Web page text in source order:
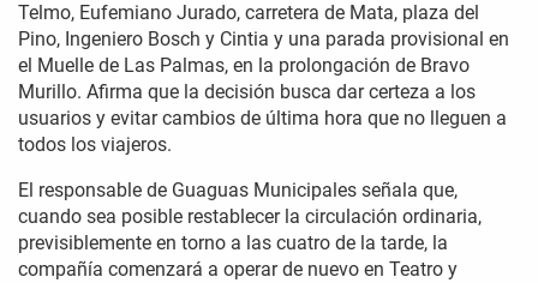
Telmo, Eufemiano Jurado, carretera de Mata, plaza del
Pino, Ingeniero Bosch y Cintia y una parada provisional en
el Muelle de Las Palmas, en la prolongación de Bravo
Murillo. Afirma que la decisión busca dar certeza a los
usuarios y evitar cambios de última hora que no lleguen a
todos los viajeros.
El responsable de Guaguas Municipales señala que,
cuando sea posible restablecer la circulación ordinaria,
previsiblemente en torno a las cuatro de la tarde, la
compañía comenzará a operar de nuevo en Teatro y